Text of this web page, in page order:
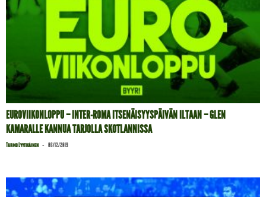
EUROVIIKONLOPPU – INTER-ROMA ITSENÄISYYSPÄIVÄN ILTAAN – GLEN
KAMARALLE KANNUA TARJOLLA SKOTLANNISSA
Tarmo Lyytikäinen - 06/12/2019